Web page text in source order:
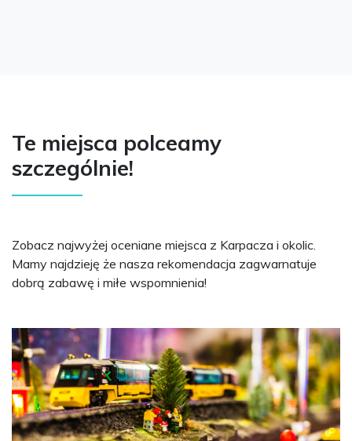
Te miejsca polceamy
szczególnie!
Zobacz najwyżej oceniane miejsca z Karpacza i okolic.
Mamy najdzieję że nasza rekomendacja zagwarnatuje
dobrą zabawę i miłe wspomnienia!